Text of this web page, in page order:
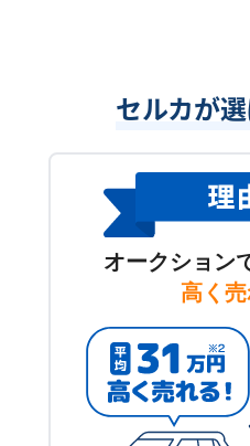
セルカが
オークション
高く